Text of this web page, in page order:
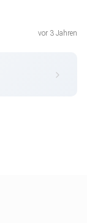
vor 3 Jahren